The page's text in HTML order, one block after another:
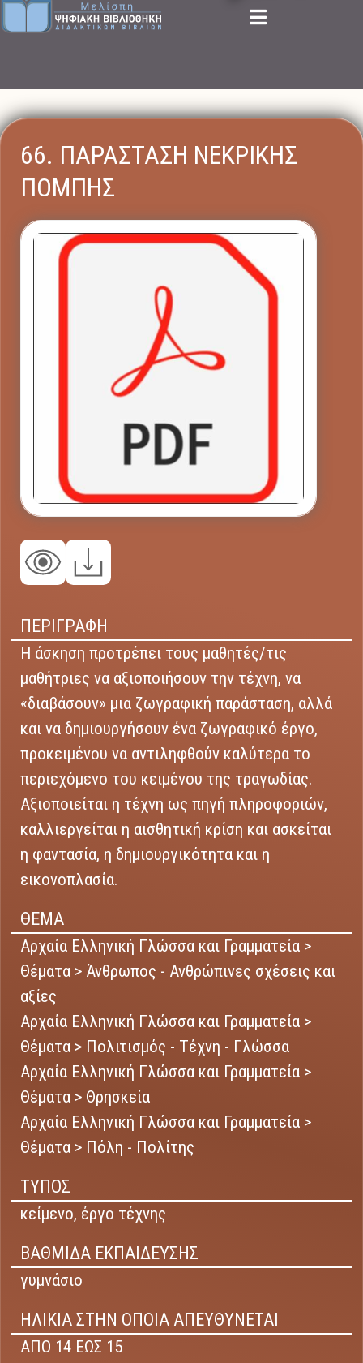
66. ΠΑΡΑΣΤΑΣΗ ΝΕΚΡΙΚΗΣ
ΠΟΜΠΗΣ
ΠΕΡΙΓΡΑΦΗ
Η άσκηση προτρέπει τους μαθητές/τις
μαθήτριες να αξιοποιήσουν την τέχνη, να
«διαβάσουν» μια ζωγραφική παράσταση, αλλά
και να δημιουργήσουν ένα ζωγραφικό έργο,
προκειμένου να αντιληφθούν καλύτερα το
περιεχόμενο του κειμένου της τραγωδίας.
Αξιοποιείται η τέχνη ως πηγή πληροφοριών,
καλλιεργείται η αισθητική κρίση και ασκείται
η φαντασία, η δημιουργικότητα και η
εικονοπλασία.
ΘΕΜΑ
Αρχαία Ελληνική Γλώσσα και Γραμματεία >
Θέματα > Άνθρωπος - Ανθρώπινες σχέσεις και
αξίες
Αρχαία Ελληνική Γλώσσα και Γραμματεία >
Θέματα > Πολιτισμός - Τέχνη - Γλώσσα
Αρχαία Ελληνική Γλώσσα και Γραμματεία >
Θέματα > Θρησκεία
Αρχαία Ελληνική Γλώσσα και Γραμματεία >
Θέματα > Πόλη - Πολίτης
ΤΥΠΟΣ
κείμενο, έργο τέχνης
ΒΑΘΜΙΔΑ ΕΚΠΑΙΔΕΥΣΗΣ
γυμνάσιο
ΗΛΙΚΙΑ ΣΤΗΝ ΟΠΟΙΑ ΑΠΕΥΘΥΝΕΤΑΙ
ΑΠΟ 14 ΕΩΣ 15